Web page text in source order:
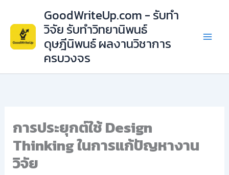
content
GoodWriteUp.com - รับทำ
วิจัย รับทำวิทยานิพนธ์
ดุษฎีนิพนธ์ ผลงานวิชาการ
ครบวงจร
การประยุกต์ใช้ Design
Thinking ในการแก้ปัญหางาน
วิจัย